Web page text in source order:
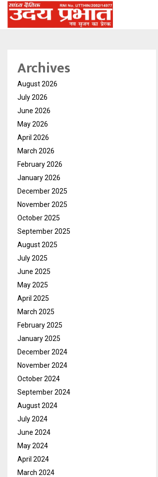
Archives
August 2026
July 2026
June 2026
May 2026
April 2026
March 2026
February 2026
January 2026
December 2025
November 2025
October 2025
September 2025
August 2025
July 2025
June 2025
May 2025
April 2025
March 2025
February 2025
January 2025
December 2024
November 2024
October 2024
September 2024
August 2024
July 2024
June 2024
May 2024
April 2024
March 2024